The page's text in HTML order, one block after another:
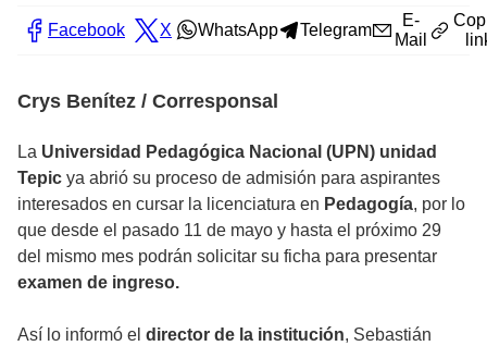
Facebook X WhatsApp Telegram
E-
Mail
Crys Benítez / Corresponsal
La Universidad Pedagógica Nacional (UPN) unidad
Tepic ya abrió su proceso de admisión para aspirantes
interesados en cursar la licenciatura en Pedagogía, por lo
que desde el pasado 11 de mayo y hasta el próximo 29
del mismo mes podrán solicitar su ficha para presentar
examen de ingreso.
Así lo informó el director de la institución, Sebastián